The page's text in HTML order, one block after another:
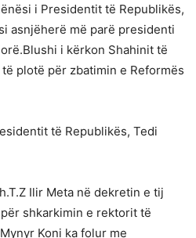
i Presidentit të Republikës,
asnjëherë më parë presidenti
i kërkon Shahinit të
plotë për zbatimin e Reformës
të Republikës, Tedi
Ilir Meta në dekretin e tij
shkarkimin e rektorit të
Koni ka folur me